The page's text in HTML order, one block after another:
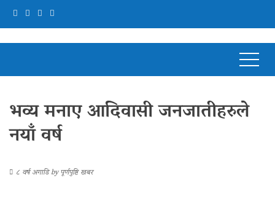
भव्य मनाए आदिवासी जनजातीहरुले
नयाँ वर्ष
८ वर्ष अगाडिbyपूर्णपुष्टि खबर